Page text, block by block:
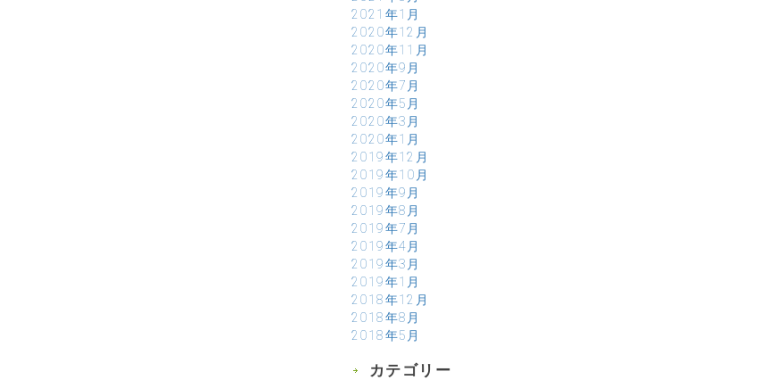
2021年1月
2020年12月
2020年11月
2020年9月
2020年7月
2020年5月
2020年3月
2020年1月
2019年12月
2019年10月
2019年9月
2019年8月
2019年7月
2019年4月
2019年3月
2019年1月
2018年12月
2018年8月
2018年5月
カテゴリー